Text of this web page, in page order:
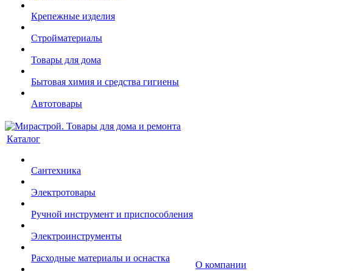
Крепежные изделия
Стройматериалы
Товары для дома
Бытовая химия и средства гигиены
Автотовары
Каталог
Сантехника
Электротовары
Ручной инструмент и приспособления
Электроинструменты
Расходные материалы и оснастка
О компании